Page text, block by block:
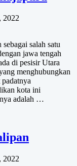
2022
salah satu
jawa tengah
di pesisir Utara
menghubungkan
kota ini
adalah …
2022